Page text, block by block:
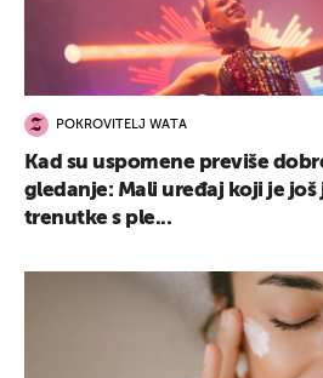
POKROVITELJ WATA
Kad su uspomene previše
gledanje: Mali uređaj koji je
trenutke s ple...